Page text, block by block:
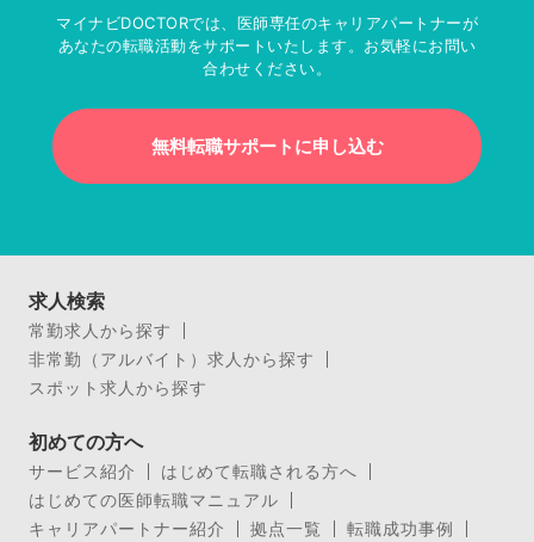
マイナビDOCTORでは、医師専任のキャリアパートナーが
あなたの転職活動をサポートいたします。お気軽にお問い
合わせください。
無料転職サポートに申し込む
求人検索
常勤求人から探す
非常勤（アルバイト）求人から探す
スポット求人から探す
初めての方へ
サービス紹介
はじめて転職される方へ
はじめての医師転職マニュアル
キャリアパートナー紹介
拠点一覧
転職成功事例